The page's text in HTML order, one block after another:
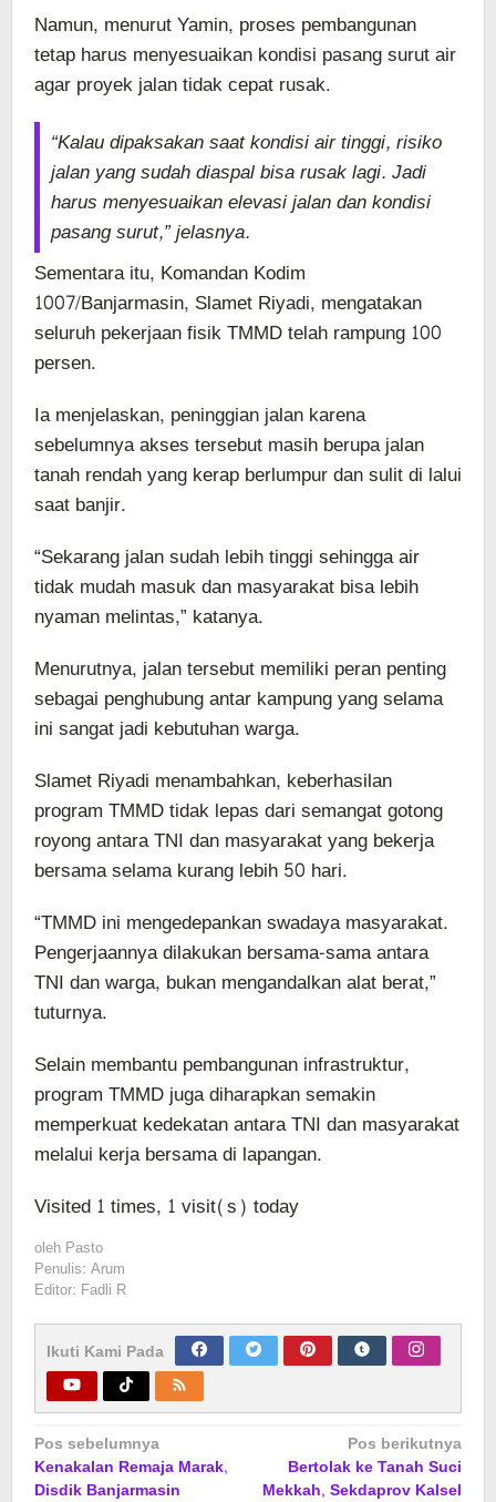
Namun, menurut Yamin, proses pembangunan
tetap harus menyesuaikan kondisi pasang surut air
agar proyek jalan tidak cepat rusak.
“Kalau dipaksakan saat kondisi air tinggi, risiko
jalan yang sudah diaspal bisa rusak lagi. Jadi
harus menyesuaikan elevasi jalan dan kondisi
pasang surut,” jelasnya.
Sementara itu, Komandan Kodim
1007/Banjarmasin, Slamet Riyadi, mengatakan
seluruh pekerjaan fisik TMMD telah rampung 100
persen.
Ia menjelaskan, peninggian jalan karena
sebelumnya akses tersebut masih berupa jalan
tanah rendah yang kerap berlumpur dan sulit di lalui
saat banjir.
“Sekarang jalan sudah lebih tinggi sehingga air
tidak mudah masuk dan masyarakat bisa lebih
nyaman melintas,” katanya.
Menurutnya, jalan tersebut memiliki peran penting
sebagai penghubung antar kampung yang selama
ini sangat jadi kebutuhan warga.
Slamet Riyadi menambahkan, keberhasilan
program TMMD tidak lepas dari semangat gotong
royong antara TNI dan masyarakat yang bekerja
bersama selama kurang lebih 50 hari.
“TMMD ini mengedepankan swadaya masyarakat.
Pengerjaannya dilakukan bersama-sama antara
TNI dan warga, bukan mengandalkan alat berat,”
tuturnya.
Selain membantu pembangunan infrastruktur,
program TMMD juga diharapkan semakin
memperkuat kedekatan antara TNI dan masyarakat
melalui kerja bersama di lapangan.
Visited 1 times, 1 visit(s) today
oleh Pasto
Penulis: Arum
Editor: Fadli R
Ikuti Kami Pada
Navigasi
pos
Pos sebelumnya
Kenakalan Remaja Marak,
Disdik Banjarmasin
Pos berikutnya
Bertolak ke Tanah Suci
Mekkah, Sekdaprov Kalsel